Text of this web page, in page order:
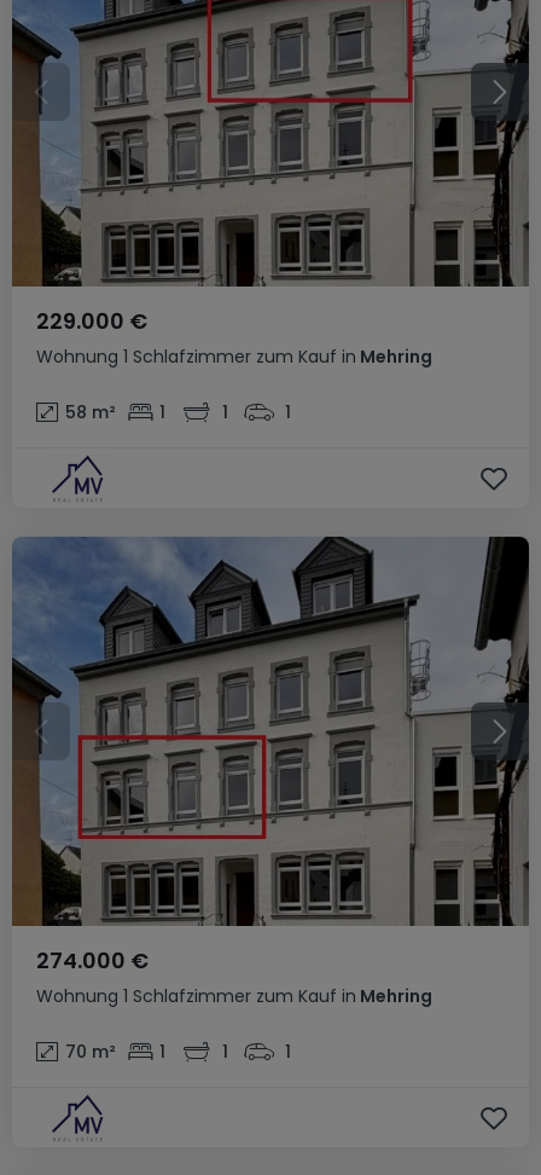
Wohnung 1 Schlafzimmer zum Kauf in Mehring
229.000 €
58 m² 1 1 1
Wohnung 1 Schlafzimmer zum Kauf in Mehring
274.000 €
70 m² 1 1 1